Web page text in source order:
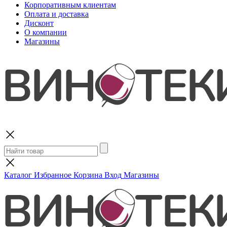
Корпоративным клиентам
Оплата и доставка
Дисконт
О компании
Магазины
Каталог Избранное Корзина Вход Магазины